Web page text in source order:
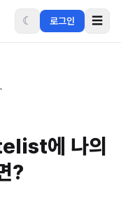
☾ 로그인 ☰
하려면?
에 나의
?